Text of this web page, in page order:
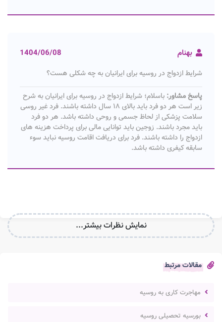
مقالات مرتبط
مهاجرت کاری به روسیه
بورسیه تحصیلی روسیه
بهنام 1404/06/08
شرایط ازدواج در روسیه برای ایرانیان به چه شکلی هست؟
پاسخ مشاور: باسلام؛ شرایط ازدواج در روسیه برای ایرانیان به شرح
زیر است هر دو فرد باید بالای ۱۸ سال داشته باشند. فرد غیر روسی
سلامت پزشکی از لحاظ جسمی و روحی داشته باشد. هر دو فرد
باید مجرد باشند. زوجین باید توانایی مالی برای پرداخت هزینه های
ازدواج را داشته باشند. فرد برای دریافت اقامت روسیه نباید سوء
سابقه کیفری داشته باشد.
نمایش نظرات بیشتر...